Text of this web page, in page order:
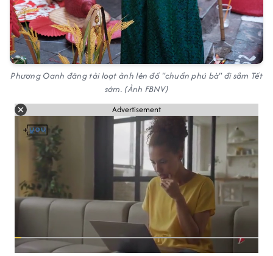
Phương Oanh đăng tải loạt ảnh lên đồ "chuẩn phú bà" đi sắm Tết
sớm. (Ảnh FBNV)
Advertisement